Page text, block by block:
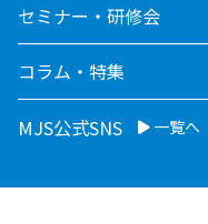
セミナー・研修会
コラム・特集
MJS公式SNS 一覧へ